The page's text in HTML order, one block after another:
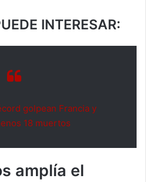
INTERESAR:
golpean Francia y
18 muertos
amplía el